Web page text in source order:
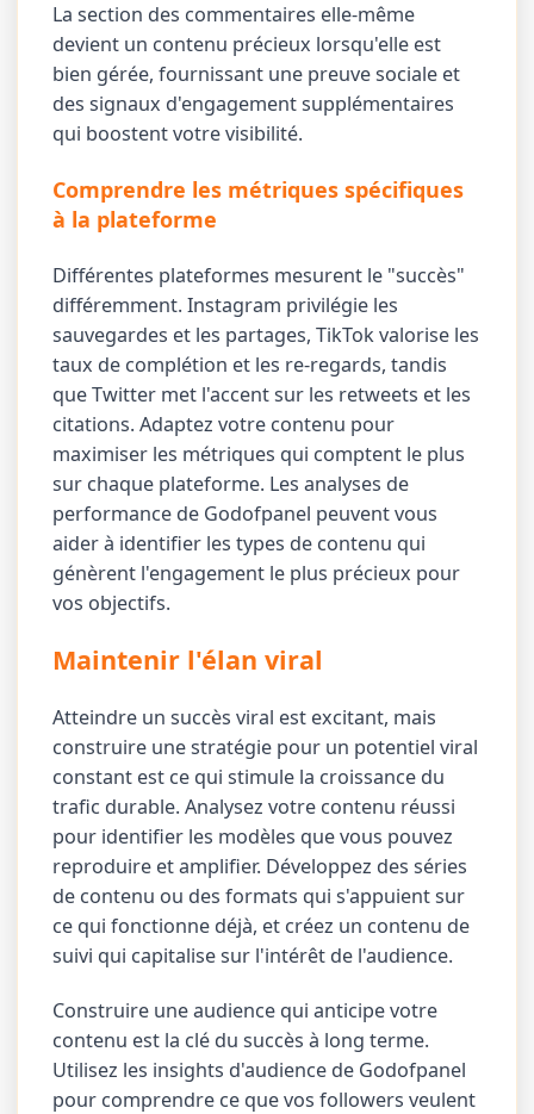
La section des commentaires elle-même
devient un contenu précieux lorsqu'elle est
bien gérée, fournissant une preuve sociale et
des signaux d'engagement supplémentaires
qui boostent votre visibilité.
Comprendre les métriques spécifiques
à la plateforme
Différentes plateformes mesurent le "succès"
différemment. Instagram privilégie les
sauvegardes et les partages, TikTok valorise les
taux de complétion et les re-regards, tandis
que Twitter met l'accent sur les retweets et les
citations. Adaptez votre contenu pour
maximiser les métriques qui comptent le plus
sur chaque plateforme. Les analyses de
performance de Godofpanel peuvent vous
aider à identifier les types de contenu qui
génèrent l'engagement le plus précieux pour
vos objectifs.
Maintenir l'élan viral
Atteindre un succès viral est excitant, mais
construire une stratégie pour un potentiel viral
constant est ce qui stimule la croissance du
trafic durable. Analysez votre contenu réussi
pour identifier les modèles que vous pouvez
reproduire et amplifier. Développez des séries
de contenu ou des formats qui s'appuient sur
ce qui fonctionne déjà, et créez un contenu de
suivi qui capitalise sur l'intérêt de l'audience.
Construire une audience qui anticipe votre
contenu est la clé du succès à long terme.
Utilisez les insights d'audience de Godofpanel
pour comprendre ce que vos followers veulent